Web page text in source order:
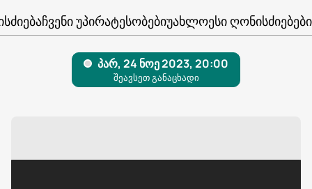
ᲩᲕᲔᲜᲘ ᲣᲞᲘᲠᲐᲢᲔᲡᲝᲑᲔᲑᲘᲣᲐᲮᲚᲝᲔᲡᲘ ᲦᲝᲜᲘᲡᲫᲘᲔᲑᲔᲑᲘ